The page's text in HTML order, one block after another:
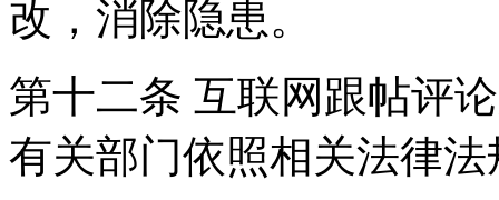
改，消除隐患。
第十二条 互联网跟帖评
有关部门依照相关法律